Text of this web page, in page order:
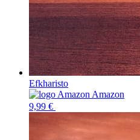
Efkharisto
Amazon
9,99 €